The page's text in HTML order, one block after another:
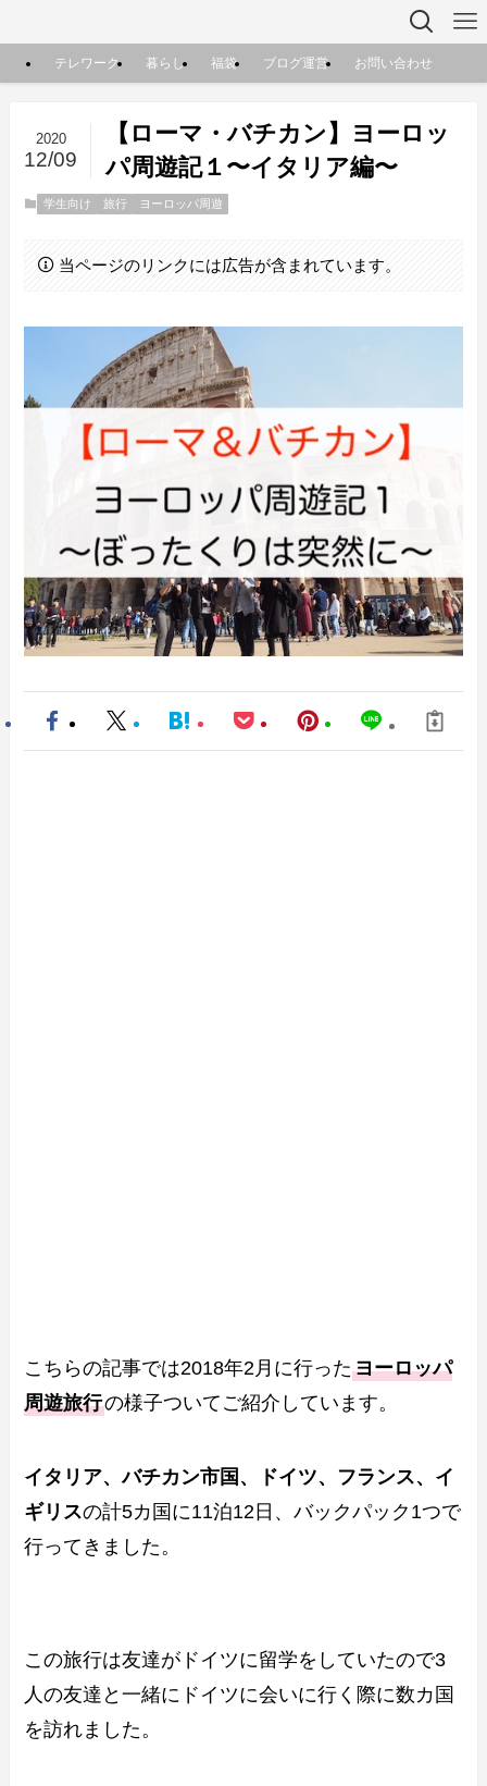
テレワーク 暮らし 福袋 ブログ運営 お問い合わせ
【ローマ・バチカン】ヨーロッ
パ周遊記１〜イタリア編〜
2020
12/09
学生向け 旅行 ヨーロッパ周遊
当ページのリンクには広告が含まれています。
こちらの記事では2018年2月に行ったヨーロッパ
周遊旅行の様子ついてご紹介しています。
イタリア、バチカン市国、ドイツ、フランス、イ
ギリスの計5カ国に11泊12日、バックパック1つで
行ってきました。
この旅行は友達がドイツに留学をしていたので3
人の友達と一緒にドイツに会いに行く際に数カ国
を訪れました。